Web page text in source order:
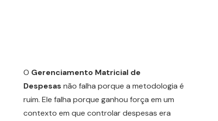
O Gerenciamento Matricial de
Despesas não falha porque a metodologia é
ruim. Ele falha porque ganhou força em um
contexto em que controlar despesas era